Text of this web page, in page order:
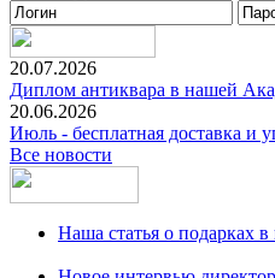
20.07.2026
Диплом антиквара в нашей
20.06.2026
Июль - бесплатная доставка и
Все новости
Наша статья о подарках